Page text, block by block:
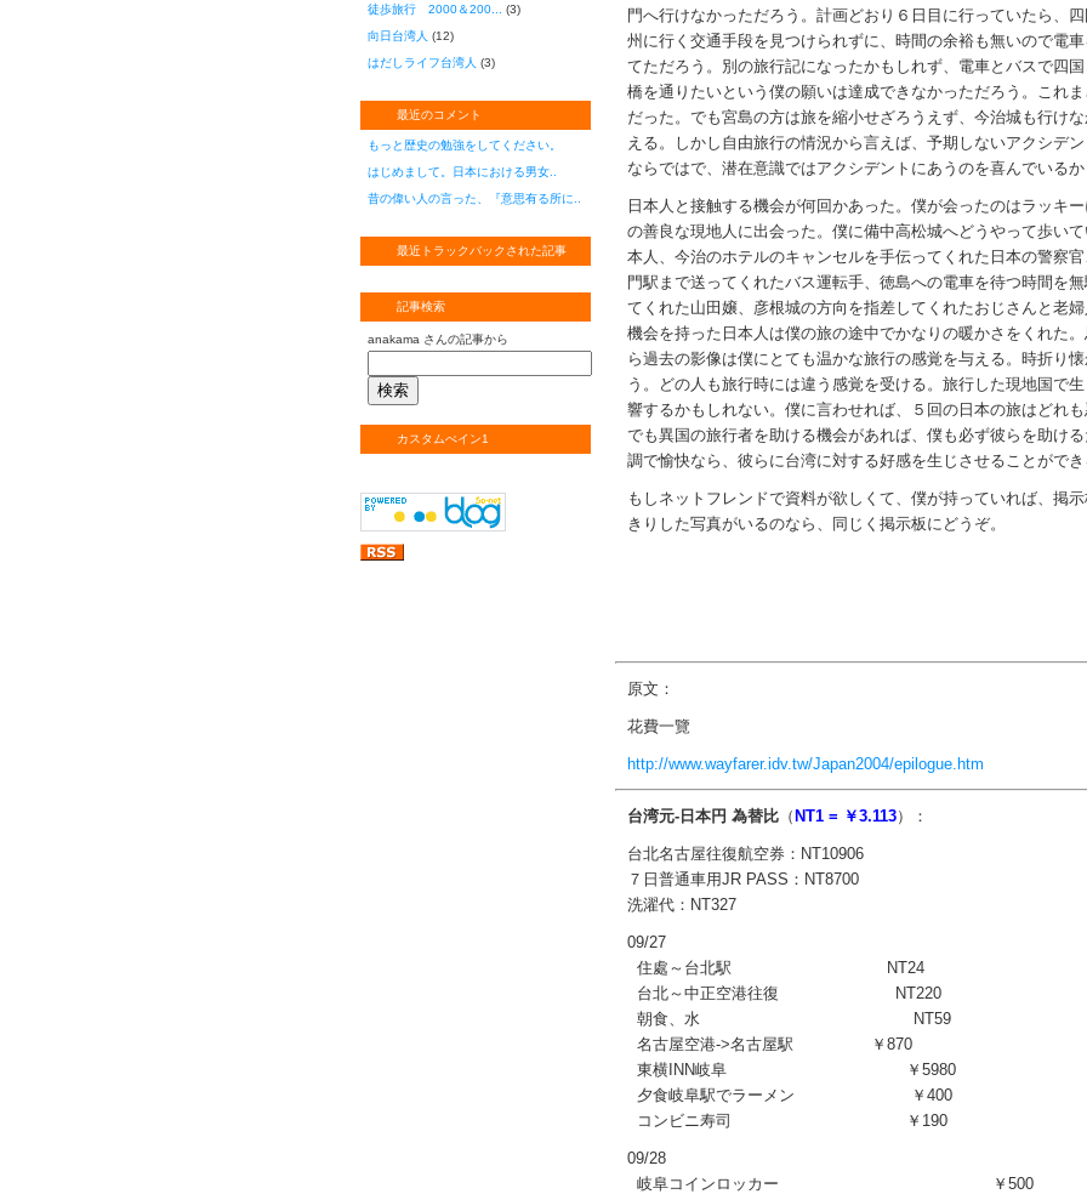
徒歩旅行 2000＆200...
(3)
向日台湾人 (12)
はだしライフ台湾人 (3)
最近のコメント
もっと歴史の勉強をしてください。
はじめまして。日本における男女..
昔の偉い人の言った、『意思有る所に..
最近トラックバックされた記事
記事検索
anakama さんの記事から
カスタムぺイン1
門へ行けなかっただろう。計画どおり６日目に行っていたら、
州に行く交通手段を見つけられずに、時間の余裕も無いので電
てただろう。別の旅行記になったかもしれず、電車とバスで四
橋を通りたいという僕の願いは達成できなかっただろう。これ
だった。でも宮島の方は旅を縮小せざろうえず、今治城も行け
える。しかし自由旅行の情況から言えば、予期しないアクシデ
ならではで、潜在意識ではアクシデントにあうのを喜んでいるか
日本人と接触する機会が何回かあった。僕が会ったのはラッキ
の善良な現地人に出会った。僕に備中高松城へどうやって歩い
本人、今治のホテルのキャンセルを手伝ってくれた日本の警察
門駅まで送ってくれたバス運転手、徳島への電車を待つ時間を
てくれた山田嬢、彦根城の方向を指差してくれたおじさんと老
機会を持った日本人は僕の旅の途中でかなりの暖かさをくれた
ら過去の影像は僕にとても温かな旅行の感覚を与える。時折り
う。どの人も旅行時には違う感覚を受ける。旅行した現地国で
響するかもしれない。僕に言わせれば、５回の日本の旅はどれ
でも異国の旅行者を助ける機会があれば、僕も必ず彼らを助け
調で愉快なら、彼らに台湾に対する好感を生じさせることができ
もしネットフレンドで資料が欲しくて、僕が持っていれば、掲
きりした写真がいるのなら、同じく掲示板にどうぞ。
原文：
花費一覽
http://www.wayfarer.idv.tw/Japan2004/epilogue.htm
台湾元-日本円 為替比 （NT1 = ￥3.113）：
台北名古屋往復航空券：NT10906
７日普通車用JR PASS：NT8700
洗濯代：NT327
09/27
住處～台北駅 NT24
台北～中正空港往復 NT220
朝食、水 NT59
名古屋空港->名古屋駅 ￥870
東横INN岐阜 ￥5980
夕食岐阜駅でラーメン ￥400
コンビニ寿司 ￥190
09/28
岐阜コインロッカー ￥500